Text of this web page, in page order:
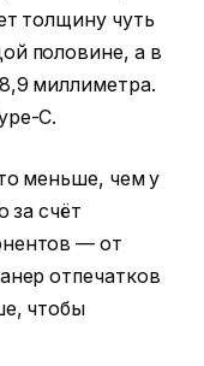
толщину чуть
половине, а в
миллиметра.
C.
меньше, чем у
за счёт
— от
отпечатков
чтобы